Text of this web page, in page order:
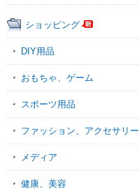
ショッピング
DIY用品
おもちゃ、ゲーム
スポーツ用品
ファッション、アクセサリー
メディア
健康、美容